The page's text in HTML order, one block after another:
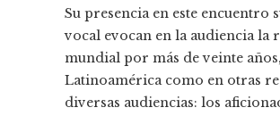
Su presencia en este
vocal evocan en la audiencia la
mundial por más de veinte
Latinoamérica como en otras
diversas audiencias: los